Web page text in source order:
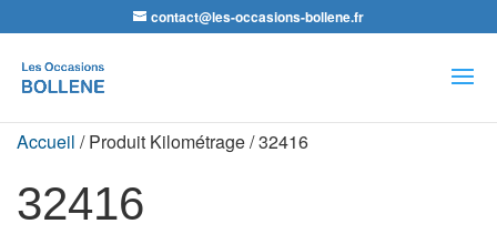
contact@les-occasions-bollene.fr
de
produits
Accueil / Produit Kilométrage / 32416
32416